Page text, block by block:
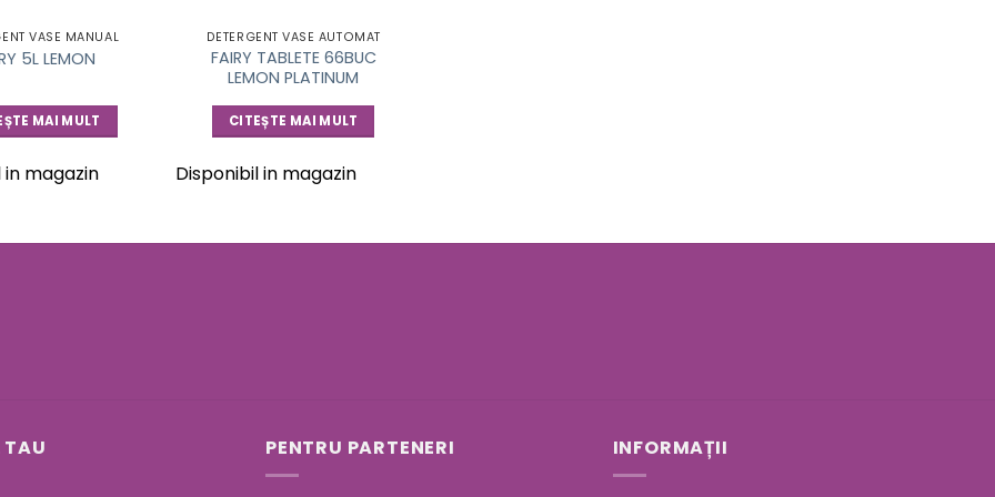
VASE MANUAL
5L LEMON
MAI MULT
in magazin
DETERGENT VASE AUTOMAT
FAIRY TABLETE 66BUC
LEMON PLATINUM
CITEȘTE MAI MULT
Disponibil in magazin
TAU PENTRU PARTENERI INFORMAȚII